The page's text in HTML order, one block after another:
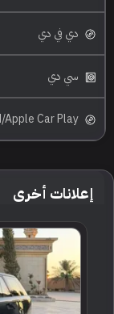
دي في دي
سي دي
Android/Apple Car Play
إعلانات أخرى